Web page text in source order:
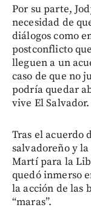
Por su parte,
necesidad de
diálogos como
postconflicto
lleguen a un
caso de que no
podría quedar
vive El Salvador.
Tras el acuerdo
salvadoreño y
Martí para la
quedó inmerso
la acción de las
“maras”.